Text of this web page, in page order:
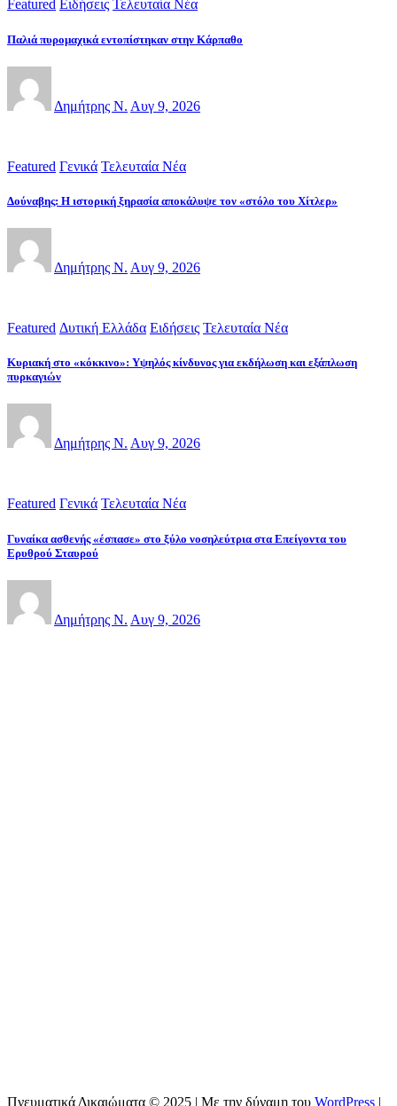
Featured Ειδήσεις Τελευταία Νέα
Παλιά πυρομαχικά εντοπίστηκαν στην Κάρπαθο
Δημήτρης Ν. Αυγ 9, 2026
Featured Γενικά Τελευταία Νέα
Δούναβης: Η ιστορική ξηρασία αποκάλυψε τον «στόλο του Χίτλερ»
Δημήτρης Ν. Αυγ 9, 2026
Featured Δυτική Ελλάδα Ειδήσεις Τελευταία Νέα
Κυριακή στο «κόκκινο»: Υψηλός κίνδυνος για εκδήλωση και εξάπλωση
πυρκαγιών
Δημήτρης Ν. Αυγ 9, 2026
Featured Γενικά Τελευταία Νέα
Γυναίκα ασθενής «έσπασε» στο ξύλο νοσηλεύτρια στα Επείγοντα του
Ερυθρού Σταυρού
Δημήτρης Ν. Αυγ 9, 2026
Πνευματικά Δικαιώματα © 2025 | Με την δύναμη του WordPress |